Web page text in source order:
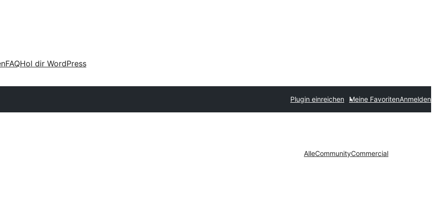
FAQHol dir WordPress
Plugin einreichen Meine FavoritenAnmelden
AlleCommunityCommercial